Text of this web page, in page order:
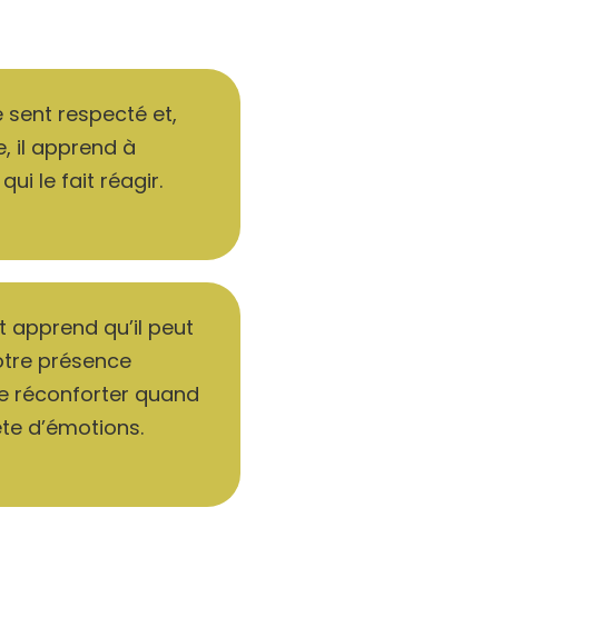
respecté et,
il apprend à
le fait réagir.
qu’il peut
présence
réconforter quand
d’émotions.